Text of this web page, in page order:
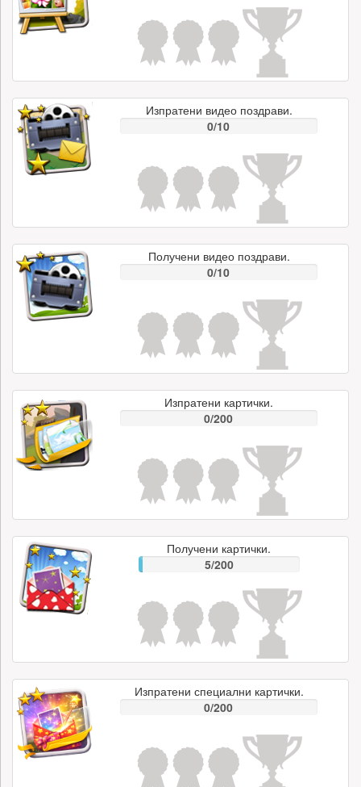
Изпратени видео поздрави.
0/10
Получени видео поздрави.
0/10
Изпратени картички.
0/200
Получени картички.
5/200
Изпратени специални картички.
0/200